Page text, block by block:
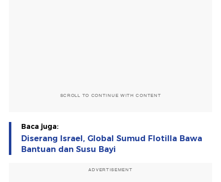
SCROLL TO CONTINUE WITH CONTENT
Baca juga:
Diserang Israel, Global Sumud Flotilla Bawa
Bantuan dan Susu Bayi
ADVERTISEMENT